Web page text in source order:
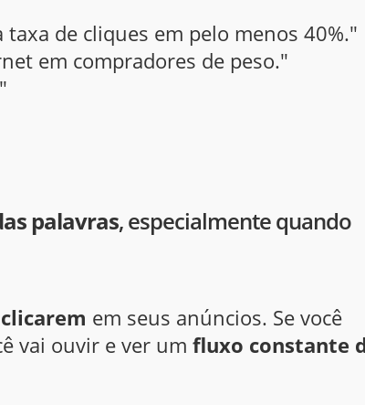
de cliques em pelo menos 40%."
em compradores de peso."
palavras, especialmente quando
em seus anúncios. Se você
vai ouvir e ver um fluxo constante